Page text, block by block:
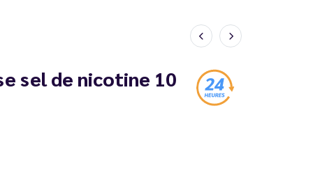
sel de nicotine 10